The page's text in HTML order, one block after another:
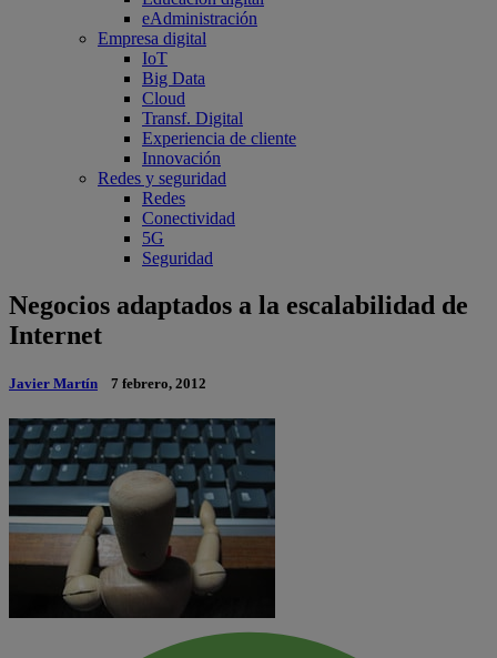
eAdministración
Empresa digital
IoT
Big Data
Cloud
Transf. Digital
Experiencia de cliente
Innovación
Redes y seguridad
Redes
Conectividad
5G
Seguridad
Negocios adaptados a la escalabilidad de
Internet
Javier Martín 7 febrero, 2012